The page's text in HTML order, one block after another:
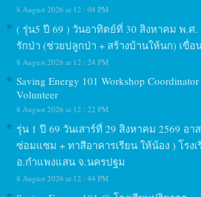
8 August 2026 at 12 : 04 PM
( รุ่น5 ปี 69 ) วันอาทิตย์ที่ 30 สิงหาคม พ.ศ.
รักป่า (ช่วยปลูกป่า + สร้างบ้านให้นก) เขื่
8 August 2026 at 12 : 24 PM
Saving Energy 101 Workshop
Volunteer
8 August 2026 at 12 : 22 PM
รุ่น 1 ปี 69 วันเสาร์ที่ 29 สิงหาคม 2569 อ
ซ่อมแซม + ทาสีอาคารเรียน ให้น้อง ) โรง
อ.กำแพงแสน จ.นครปฐม
8 August 2026 at 12 : 44 PM